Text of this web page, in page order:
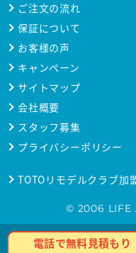
ご注文の流れ
保証について
お客様の声
キャンペーン
サイトマップ
会社概要
スタッフ募集
プライバシーポリシー
TOTOリモデルクラブ加
© 2006 LIFE
電話で無料見積もり